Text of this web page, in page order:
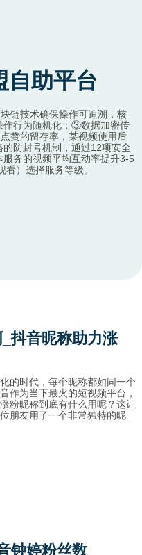
自助平台
链技术确保操作可追溯，核
行为随机化；③数据加密传
赞的留存率，某视频使用后
防封号机制，通过12项安全
务的视频平均互动率提升3-5
）选择服务等级。
抖音昵称助力涨
的时代，每个昵称都如同一个
作为当下最火的短视频平台，
粉昵称到底有什么用呢？这让
朋友用了一个非常独特的昵
钟婷粉丝数